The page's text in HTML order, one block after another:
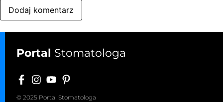
Portal Stomatologa
© 2025 Portal Stomatologa